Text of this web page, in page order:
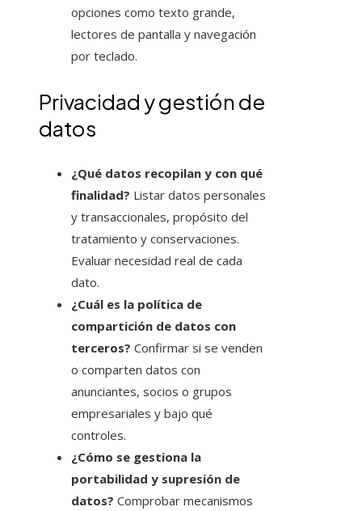
opciones como texto grande,
lectores de pantalla y navegación
por teclado.
Privacidad y gestión de
datos
¿Qué datos recopilan y con qué
finalidad? Listar datos personales
y transaccionales, propósito del
tratamiento y conservaciones.
Evaluar necesidad real de cada
dato.
¿Cuál es la política de
compartición de datos con
terceros? Confirmar si se venden
o comparten datos con
anunciantes, socios o grupos
empresariales y bajo qué
controles.
¿Cómo se gestiona la
portabilidad y supresión de
datos? Comprobar mecanismos